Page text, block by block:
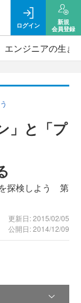
ログイン
新規
会員登録
エンジニアの生き
」と「プ
探検しよう 第
更新日: 2015/02/05
公開日: 2014/12/09